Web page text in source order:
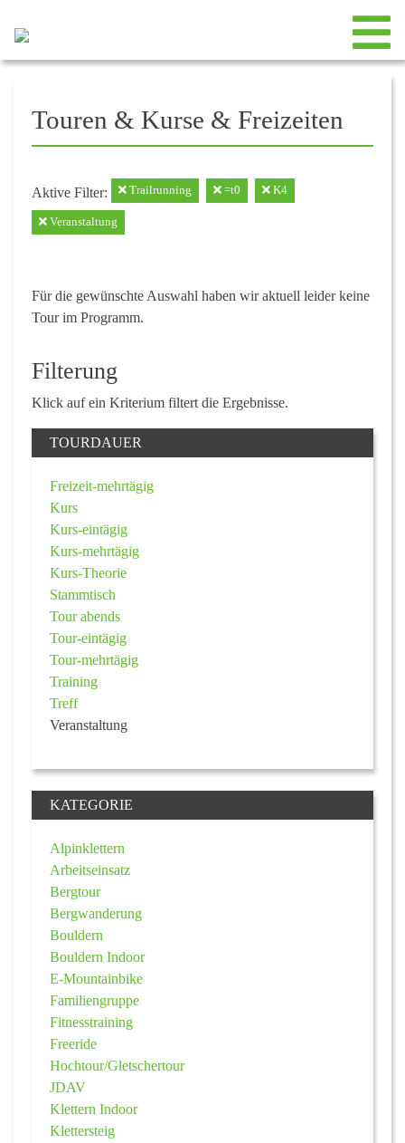
Touren & Kurse & Freizeiten
Aktive Filter: Trailrunning =t0 K4
Veranstaltung
Für die gewünschte Auswahl haben wir aktuell leider keine
Tour im Programm.
Filterung
Klick auf ein Kriterium filtert die Ergebnisse.
TOURDAUER
Freizeit-mehrtägig
Kurs
Kurs-eintägig
Kurs-mehrtägig
Kurs-Theorie
Stammtisch
Tour abends
Tour-eintägig
Tour-mehrtägig
Training
Treff
Veranstaltung
KATEGORIE
Alpinklettern
Arbeitseinsatz
Bergtour
Bergwanderung
Bouldern
Bouldern Indoor
E-Mountainbike
Familiengruppe
Fitnesstraining
Freeride
Hochtour/Gletschertour
JDAV
Klettern Indoor
Klettersteig